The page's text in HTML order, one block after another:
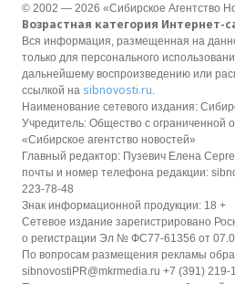
© 2002 — 2026 «Сибирское Агентство
Возрастная категория Интернет-
Вся информация, размещенная на
только для персонального
дальнейшему воспроизведению или
ссылкой на sibnovosti.ru.
Наименование сетевого издания:
Учредитель: Общество с ограниченной
«Сибирское агентство новостей»
Главный редактор: Пузевич Елена
почты и номер телефона редакции:
223-78-48
Знак информационной продукции: 18 +
Сетевое издание зарегистрировано
о регистрации Эл № ФС77-61356 от
По вопросам размещения рекламы
sibnovostiPR@mkrmedia.ru +7 (391) 219-